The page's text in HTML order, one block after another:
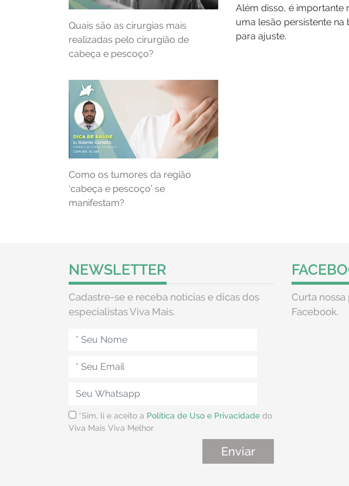
Quais são as cirurgias mais
realizadas pelo cirurgião de
cabeça e pescoço?
Como os tumores da região
‘cabeça e pescoço’ se
manifestam?
Além disso, é importante
uma lesão persistente
para ajuste.
NEWSLETTER
Cadastre-se e receba notícias e dicas dos
especialistas Viva Mais.
*Sim, li e aceito a Política de Uso e Privacidade do
Viva Mais Viva Melhor
Curta
Facebook.